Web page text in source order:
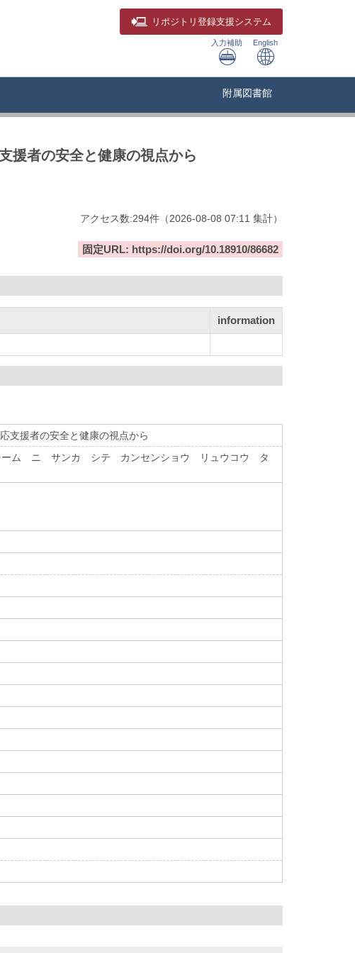
リポジトリ 登録支援システム
入力補助 English
附属図書館
援者の安全と健康の視点から
アクセス数:294件 （2026-08-08 07:11 集計）
固定URL: https://doi.org/10.18910/86682
information
支援者の安全と健康の視点から
ム ニ サンカ シテ カンセンショウ リュウコウ タ